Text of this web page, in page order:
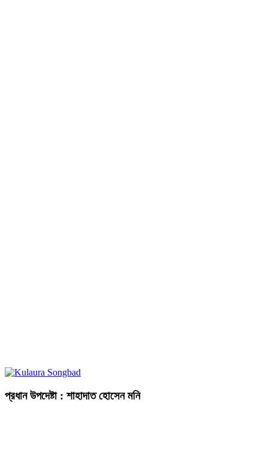
প্রধান উপদেষ্টা : শাহাদাত হোসেন মনি